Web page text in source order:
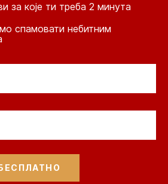
за које ти треба 2 минута
спамовати небитним